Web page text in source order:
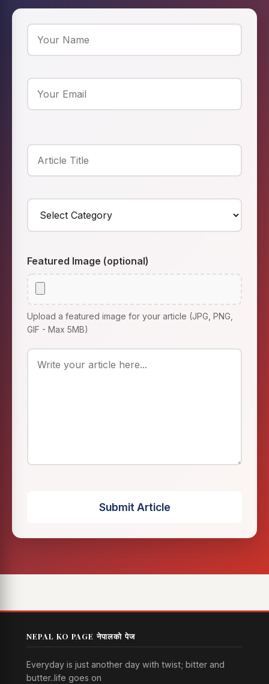
Featured Image (optional)
Upload a featured image for your article (JPG, PNG,
GIF - Max 5MB)
Submit Article
NEPAL KO PAGE नेपालको पेज
Everyday is just another day with twist; bitter and
butter..life goes on